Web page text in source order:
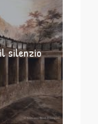
silenzio